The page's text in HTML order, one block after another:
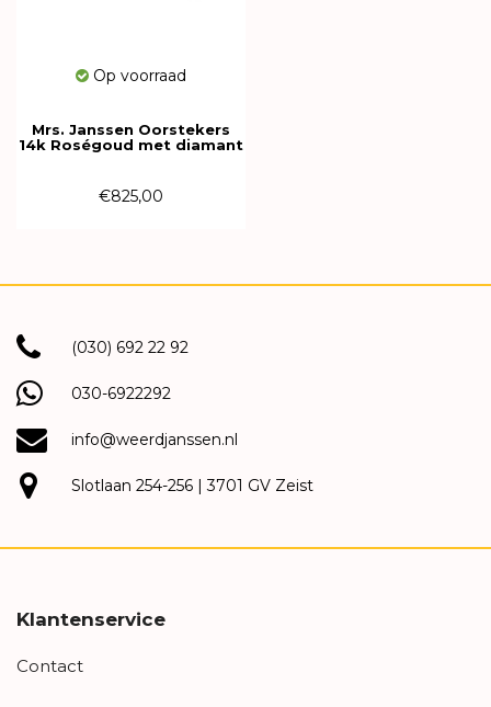
Op voorraad
Mrs. Janssen Oorstekers
14k Roségoud met diamant
€825,00
(030) 692 22 92
030-6922292
info@weerdjanssen.nl
Slotlaan 254-256 | 3701 GV Zeist
Klantenservice
Contact